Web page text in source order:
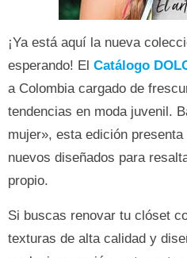
¡Ya está aquí la nueva
esperando! El Catálogo
a Colombia cargado de
tendencias en moda juvenil.
mujer», esta edición
nuevos diseñados para
propio.
Si buscas renovar tu clóset
texturas de alta calidad y